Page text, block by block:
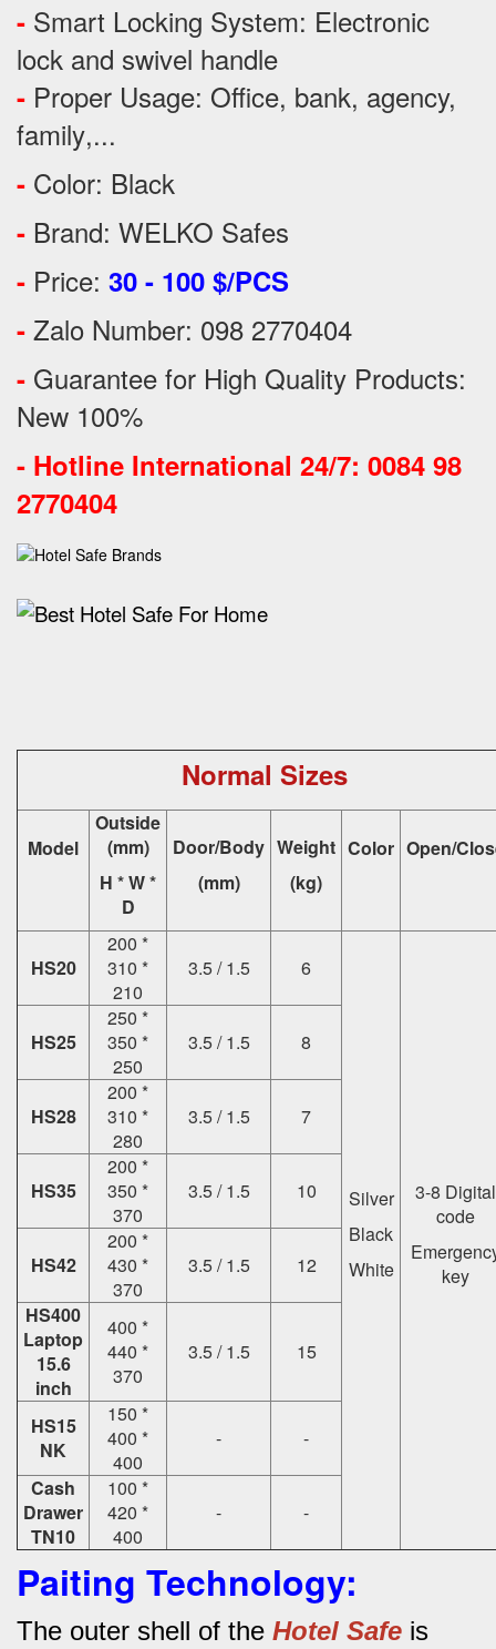
- Smart Locking System: Electronic
lock and swivel handle
- Proper Usage: Office, bank, agency,
family,...
- Color: Black
- Brand: WELKO Safes
- Price: 30 - 100 $/PCS
- Zalo Number: 098 2770404
- Guarantee for High Quality Products:
New 100%
- Hotline International 24/7: 0084 98
2770404
Normal Sizes
Model
Outside
(mm)
H * W *
D
Door/Body
(mm)
Weight
(kg)
Color Open/
HS20
200 *
310 *
210
3.5 / 1.5 6
Silver
Black
White
3-8 Digital
code
key
HS25
250 *
350 *
250
3.5 / 1.5 8
HS28
200 *
310 *
280
3.5 / 1.5 7
HS35
200 *
350 *
370
3.5 / 1.5 10
HS42
200 *
430 *
370
3.5 / 1.5
12
HS400
Laptop
15.6
inch
400 *
440 *
370
3.5 / 1.5 15
HS15
NK
150 *
400 *
400
-
-
Cash
Drawer
TN10
100 *
420 *
400
- -
Paiting Technology:
The outer shell of the Hotel Safe is